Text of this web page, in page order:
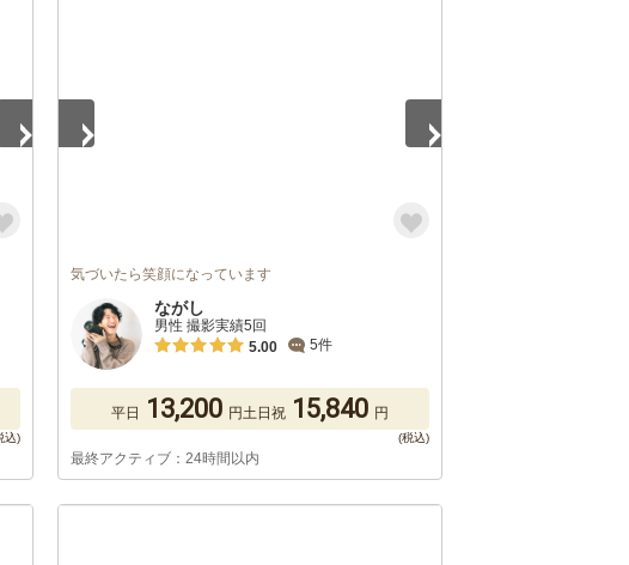
気づいたら笑顔になっています
ながし
男性 撮影実績5回
5.00
5件
平日 13,200 円土日祝 15,840 円
最終アクティブ：24時間以内